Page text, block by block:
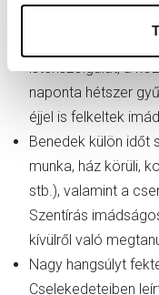
Benedek szerint a
istenszolgálat, a
naponta hétszer
éjjel is felkeltek
Benedek külön időt
munka, ház körüli,
stb.), valamint a
Szentírás
kívülről való
Nagy hangsúlyt
Cselekedeteiben